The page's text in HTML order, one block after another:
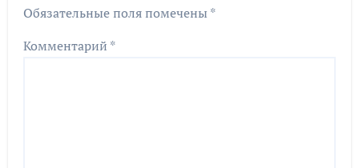
Обязательные поля помечены *
Комментарий *